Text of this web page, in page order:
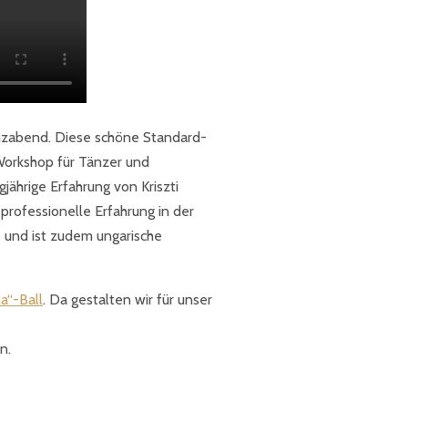
Diese schöne Standard-
für Tänzer und
Erfahrung von Kriszti
Erfahrung in der
ist zudem ungarische
Ball. Da gestalten wir für unser